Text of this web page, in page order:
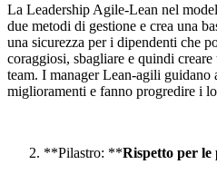
La Leadership Agile-Lean nel
due metodi di gestione e crea una
una sicurezza per i dipendenti che
coraggiosi, sbagliare e quindi creare
team. I manager Lean-agili guidano
miglioramenti e fanno progredire i
**Pilastro: **Rispetto per le